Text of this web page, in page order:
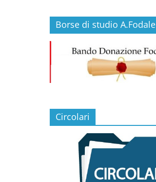
Borse di studio A.Fodale
Circolari